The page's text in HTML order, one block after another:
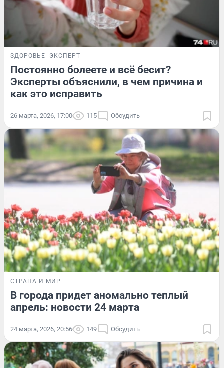
ЗДОРОВЬЕ ЭКСПЕРТ
Постоянно болеете и всё бесит?
Эксперты объяснили, в чем причина и
как это исправить
26 марта, 2026, 17:00 115 Обсудить
СТРАНА И МИР
В города придет аномально теплый
апрель: новости 24 марта
24 марта, 2026, 20:56 149 Обсудить